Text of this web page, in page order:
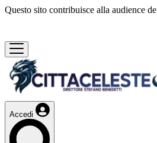
Questo sito contribuisce alla audience de
Accedi